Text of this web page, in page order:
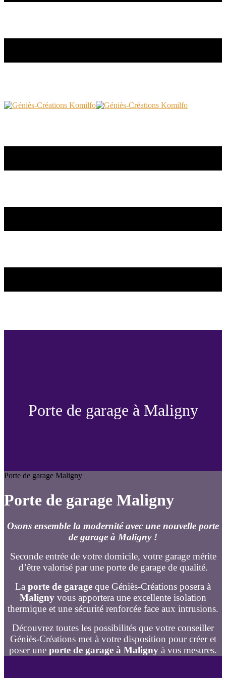
Porte de garage à Maligny
Porte de garage Maligny
Porte de garage Maligny
Osons ensemble la modernité avec une nouvelle porte
de garage à Maligny !
Seconde entrée de votre domicile, votre garage mérite
d’être valorisé par une porte de garage de qualité.
La porte de garage que Géniès-Créations posera à
Maligny vous apportera une excellente isolation
thermique et une sécurité renforcée face aux intrusions.
Découvrez toutes les possibilités que votre conseiller
Géniès-Créations met à votre disposition pour créer et
poser une porte de garage à Maligny à vos mesures.